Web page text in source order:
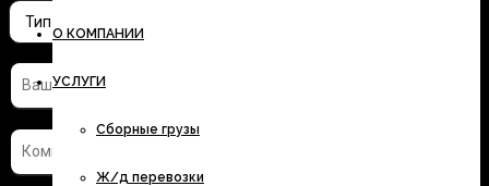
О КОМПАНИИ
УСЛУГИ
Сборные грузы
Ж/д перевозки